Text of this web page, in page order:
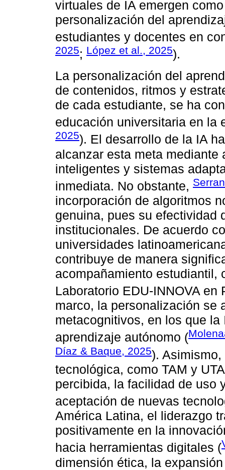
virtuales de IA emergen
personalización del
estudiantes y docentes en
2025; López et al., 2025).
La personalización del
de contenidos, ritmos y
de cada estudiante, se ha
educación universitaria en la
2025). El desarrollo de la IA
alcanzar esta meta
inteligentes y sistemas
inmediata. No obstante,
incorporación de algoritmos
genuina, pues su efectividad
institucionales. De acuerdo
universidades
contribuye de manera
acompañamiento estudiantil,
Laboratorio EDU-INNOVA en
marco, la personalización se
metacognitivos, en los que
aprendizaje autónomo (
Díaz & Baque, 2025).
tecnológica, como TAM y
percibida, la facilidad de uso
aceptación de nuevas
América Latina, el liderazgo
positivamente en la
hacia herramientas digitales (
dimensión ética, la